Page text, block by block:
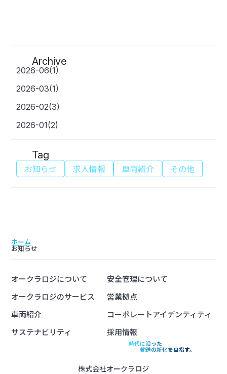
Archive
2026-06(1)
2026-03(1)
2026-02(3)
2026-01(2)
Tag
お知らせ
求人情報 車両紹介 その他
ホーム
お知らせ
オークラロジについて
オークラロジのサービス
車両紹介
サステナビリティ
安全管理について
営業拠点
コーポレートアイデンティティ
採用情報
時代に沿った
輸送の新化を目指す。
株式会社オークラロジ